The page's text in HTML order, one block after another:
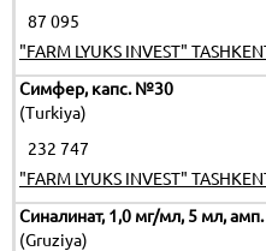
87 095
"FARM LYUKS INVEST"
Симфер, капс. №30
(Turkiya)
232 747
"FARM LYUKS INVEST"
Синалинат, 1,0 мг/мл, 5 мл,
(Gruziya)